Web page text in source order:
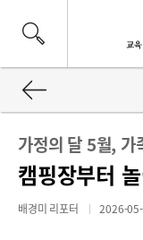
가정의 달 5월, 가
캠핑장부터
배경미 리포터 2026-